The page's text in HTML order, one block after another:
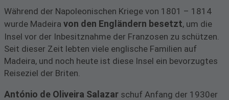
Während der Napoleonischen Kriege von 1801 – 1814
wurde Madeira von den Engländern besetzt, um die
Insel vor der Inbesitznahme der Franzosen zu schützen.
Seit dieser Zeit lebten viele englische Familien auf
Madeira, und noch heute ist diese Insel ein bevorzugtes
Reiseziel der Briten.
António de Oliveira Salazar schuf Anfang der 1930er